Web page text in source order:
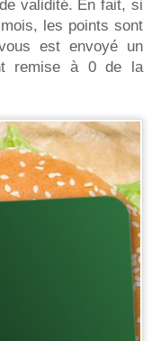
validité. En fait, si
les points sont
est envoyé un
remise à 0 de la